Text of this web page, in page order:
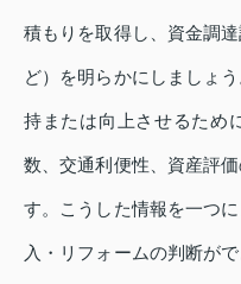
積もりを取得し、資金調
ど）を明らかにしましょ
持または向上させるため
数、交通利便性、資産評
す。こうした情報を一つ
入・リフォームの判断が